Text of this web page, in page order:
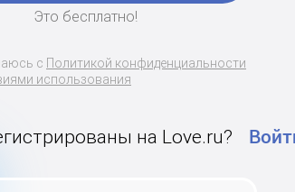
Это бесплатно!
с Политикой конфиденциальности
использования
на Love.ru?